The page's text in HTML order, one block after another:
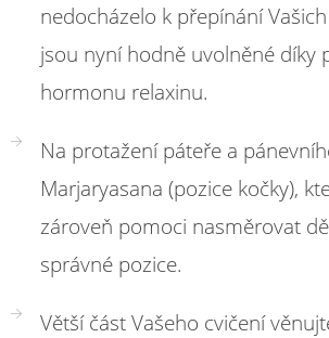
nedocházelo k přepínání
jsou nyní hodně uvolněné díky
hormonu relaxinu.
Na protažení páteře a
Marjaryasana (pozice kočky),
zároveň pomoci nasměrovat
správné pozice.
Větší část Vašeho cvičení